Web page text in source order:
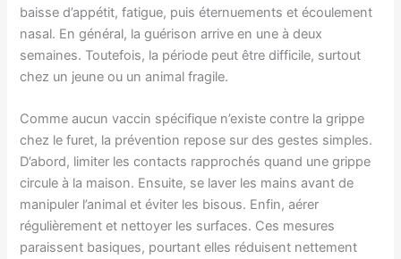
baisse d’appétit, fatigue, puis éternuements et écoulement
nasal. En général, la guérison arrive en une à deux
semaines. Toutefois, la période peut être difficile, surtout
chez un jeune ou un animal fragile.
Comme aucun vaccin spécifique n’existe contre la grippe
chez le furet, la prévention repose sur des gestes simples.
D’abord, limiter les contacts rapprochés quand une grippe
circule à la maison. Ensuite, se laver les mains avant de
manipuler l’animal et éviter les bisous. Enfin, aérer
régulièrement et nettoyer les surfaces. Ces mesures
paraissent basiques, pourtant elles réduisent nettement